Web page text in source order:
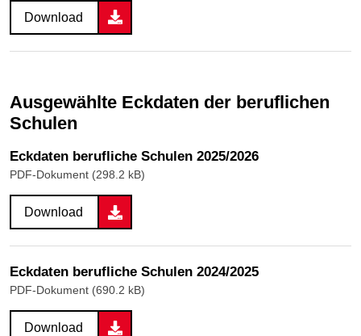
Download
Ausgewählte Eckdaten der beruflichen
Schulen
Eckdaten berufliche Schulen 2025/2026
PDF-Dokument (298.2 kB)
Download
Eckdaten berufliche Schulen 2024/2025
PDF-Dokument (690.2 kB)
Download